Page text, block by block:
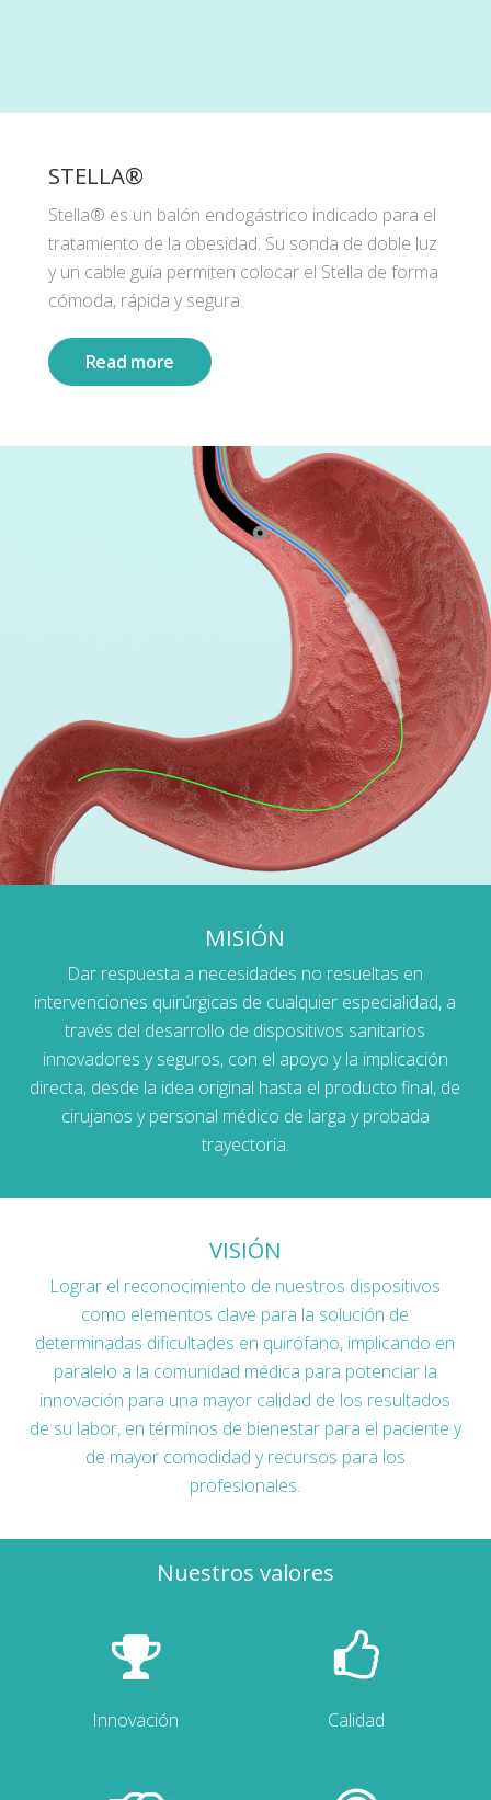
STELLA®
Stella® es un balón endogástrico indicado para el
tratamiento de la obesidad. Su sonda de doble luz
y un cable guía permiten colocar el Stella de forma
cómoda, rápida y segura.
Read more
MISIÓN
Dar respuesta a necesidades no resueltas en
intervenciones quirúrgicas de cualquier especialidad, a
través del desarrollo de dispositivos sanitarios
innovadores y seguros, con el apoyo y la implicación
directa, desde la idea original hasta el producto final, de
cirujanos y personal médico de larga y probada
trayectoria.
VISIÓN
Lograr el reconocimiento de nuestros dispositivos
como elementos clave para la solución de
determinadas dificultades en quirófano, implicando en
paralelo a la comunidad médica para potenciar la
innovación para una mayor calidad de los resultados
de su labor, en términos de bienestar para el paciente y
de mayor comodidad y recursos para los
profesionales.
Nuestros valores
Innovación Calidad